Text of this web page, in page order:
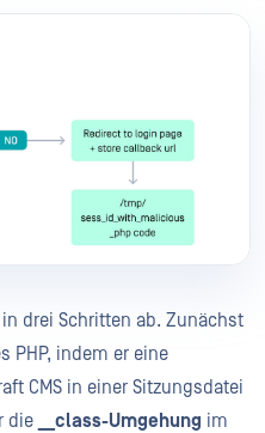
drei Schritten ab. Zunächst
PHP, indem er eine
CMS in einer Sitzungsdatei
die
__class-Umgehung im